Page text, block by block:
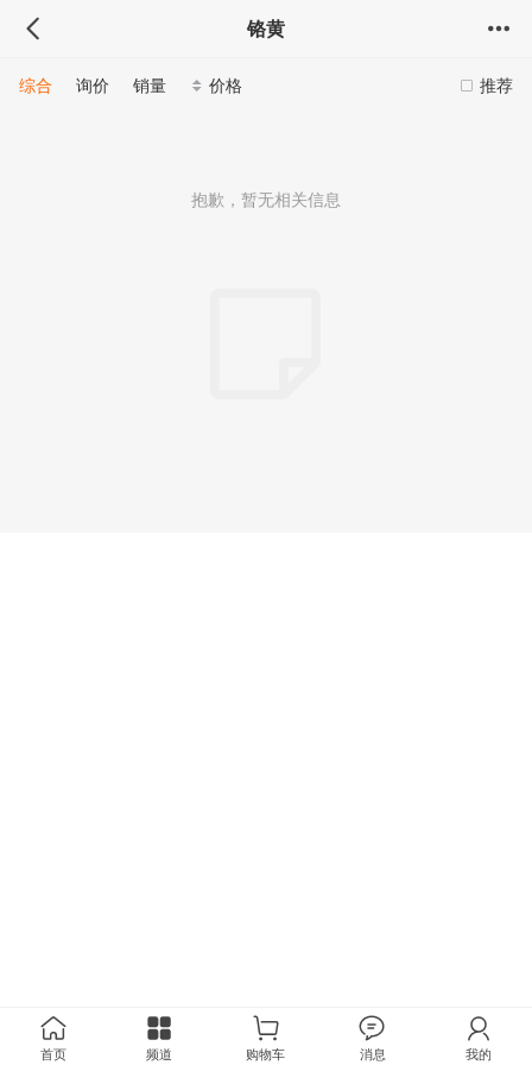
铬黄
推荐
综合 询价 销量 价格
抱歉，暂无相关信息
首页 频道 购物车 消息 我的